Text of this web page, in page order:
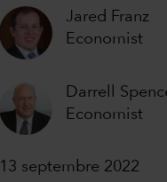
Jared Franz
Economist
Darrell
Economist
13 septembre 2022